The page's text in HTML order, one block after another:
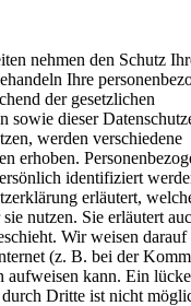
nehmen den Schutz
Ihre
der gesetzlichen
sowie dieser
werden verschiedene
erhoben.
identifiziert
erläutert,
nutzen. Sie erläutert
Wir weisen darauf
(z. B. bei der
aufweisen kann. Ein
Dritte ist nicht